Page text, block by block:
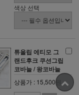
색상 선택
튜울립 에티모 그
랜드후크 쿠션그립
코바늘 / 왕코바늘
상품가 : 15,500원